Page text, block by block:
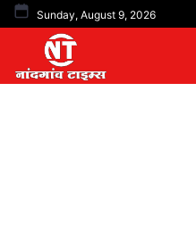
Skip
content
Sunday, August 9, 2026